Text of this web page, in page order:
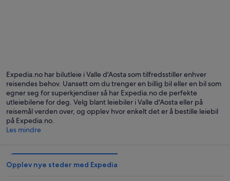
Expedia.no har bilutleie i Valle d'Aosta som tilfredsstiller enhver
reisendes behov. Uansett om du trenger en billig bil eller en bil som
egner seg for superkjendiser så har Expedia.no de perfekte
utleiebilene for deg. Velg blant leiebiler i Valle d'Aosta eller på
reisemål verden over, og opplev hvor enkelt det er å bestille leiebil
på Expedia.no.
Les mindre
Opplev nye steder med Expedia